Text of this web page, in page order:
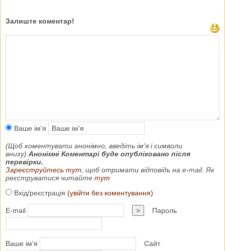
Залиште коментар!
Ваше ім'я
(Щоб коментувати анонімно, введіть ім'я і символи
внизу). Анонімні Коментарі буде опубліковано після
перевірки.
Зареєструйтесь тут , щоб отримати відповідь на e-mail. Як
реєструватися читайте тут
Вхід/реєстрація (увійти без коментування)
E-mail > Пароль
Ваше ім'я Сайт